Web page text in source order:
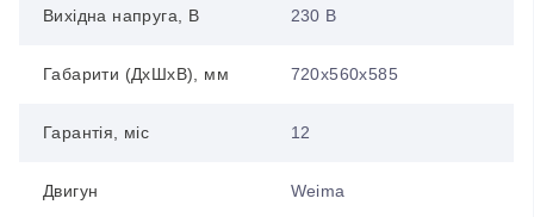
Вихідна напруга, В 230 В
Габарити (ДхШхВ), мм 720x560x585
Гарантія, міс 12
Двигун Weima